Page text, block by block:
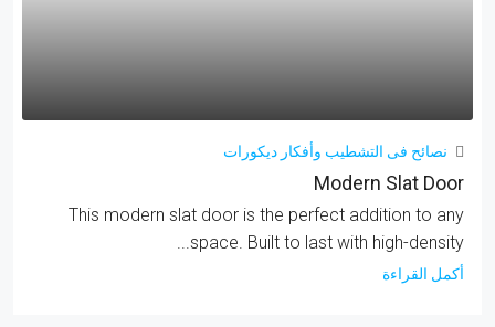
نصائح فى التشطيب وأفكار ديكورات
Modern Slat Door
This modern slat door is the perfect addition to any
space. Built to last with high-density...
أكمل القراءة